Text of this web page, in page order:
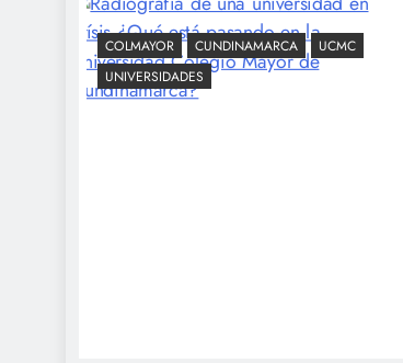
COLMAYOR CUNDINAMARCA
UCMC
UNIVERSIDADES